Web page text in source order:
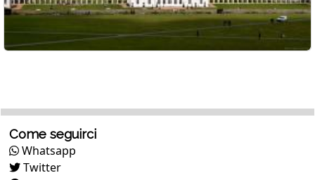
Come seguirci
Whatsapp
Twitter